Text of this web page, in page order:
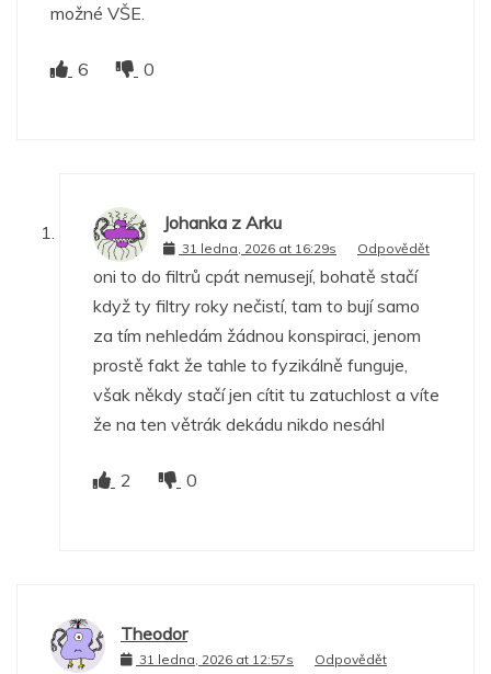
možné VŠE.
6 0
Johanka z Arku
31 ledna, 2026 at 16:29s Odpovědět
oni to do filtrů cpát nemusejí, bohatě stačí
když ty filtry roky nečistí, tam to bují samo
za tím nehledám žádnou konspiraci, jenom
prostě fakt že tahle to fyzikálně funguje,
však někdy stačí jen cítit tu zatuchlost a víte
že na ten větrák dekádu nikdo nesáhl
2 0
Theodor
31 ledna, 2026 at 12:57s Odpovědět